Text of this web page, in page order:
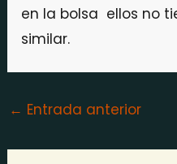
en la bolsa ellos no
similar.
← Entrada anterior